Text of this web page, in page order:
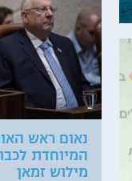
נאום ראש
המיוחדת
מילוש זמאן